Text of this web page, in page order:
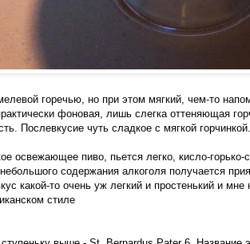
горечью, но при этом мягкий, чем-то
фоновая, лишь слегка оттеняющая
Послевкусие чуть сладкое с мягкой горчинкой.
освежающее пиво, пьется легко, кисло-горько-
содержания алкоголя получается
какой-то очень уж легкий и простенький и
стиле